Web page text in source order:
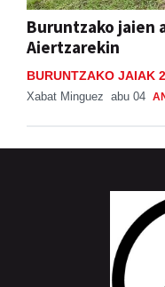
Buruntzako jaien
Aiertzarekin
BURUNTZAKO JAIAK
Xabat Minguez abu 04